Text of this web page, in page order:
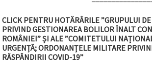
CLICK PENTRU HOTĂRÂRILE ”GRUPULUI
PRIVIND GESTIONAREA BOLILOR ÎNALT
ROMÂNIEI” ȘI ALE ”COMITETULUI
URGENȚĂ; ORDONANȚELE MILITARE
RĂSPÂNDIRII COVID-19”